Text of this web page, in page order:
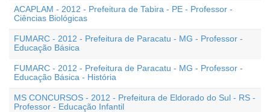
ACAPLAM - 2012 - Prefeitura de Tabira - PE - Professor -
Ciências Biológicas
FUMARC - 2012 - Prefeitura de Paracatu - MG - Professor -
Educação Básica
FUMARC - 2012 - Prefeitura de Paracatu - MG - Professor -
Educação Básica - História
MS CONCURSOS - 2012 - Prefeitura de Eldorado do Sul - RS -
Professor - Educação Infantil